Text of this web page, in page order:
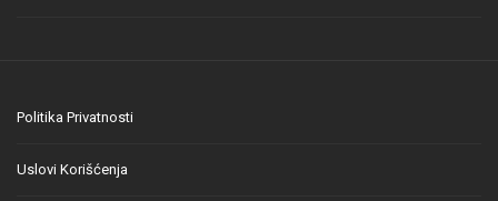
Politika Privatnosti
Uslovi Korišćenja